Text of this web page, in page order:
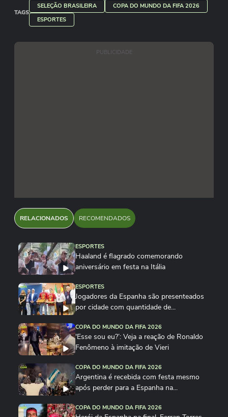
TAGS
SELEÇÃO BRASILEIRA
COPA DO MUNDO DA FIFA 2026
ESPORTES
PUBLICIDADE
RELACIONADOS RECOMENDADOS
ESPORTES
Haaland é flagrado comemorando
aniversário em festa na Itália
ESPORTES
Jogadores da Espanha são presenteados
por cidade com quantidade de...
COPA DO MUNDO DA FIFA 2026
'Esse sou eu?’: Veja a reação de Ronaldo
Fenômeno à imitação de Vieri
COPA DO MUNDO DA FIFA 2026
Argentina é recebida com festa mesmo
após perder para a Espanha na...
COPA DO MUNDO DA FIFA 2026